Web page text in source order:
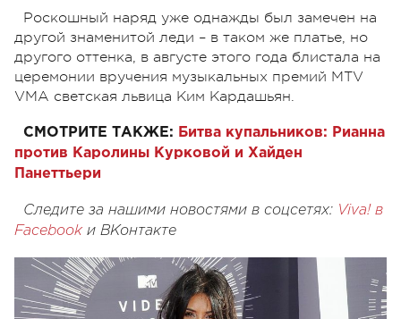
Роскошный наряд уже однажды был замечен на
другой знаменитой леди – в таком же платье, но
другого оттенка, в августе этого года блистала на
церемонии вручения музыкальных премий MTV
VMA светская львица Ким Кардашьян.
СМОТРИТЕ ТАКЖЕ: Битва купальников: Рианна
против Каролины Курковой и Хайден
Панеттьери
Следите за нашими новостями в соцсетях: Viva! в
Facebook и ВКонтакте